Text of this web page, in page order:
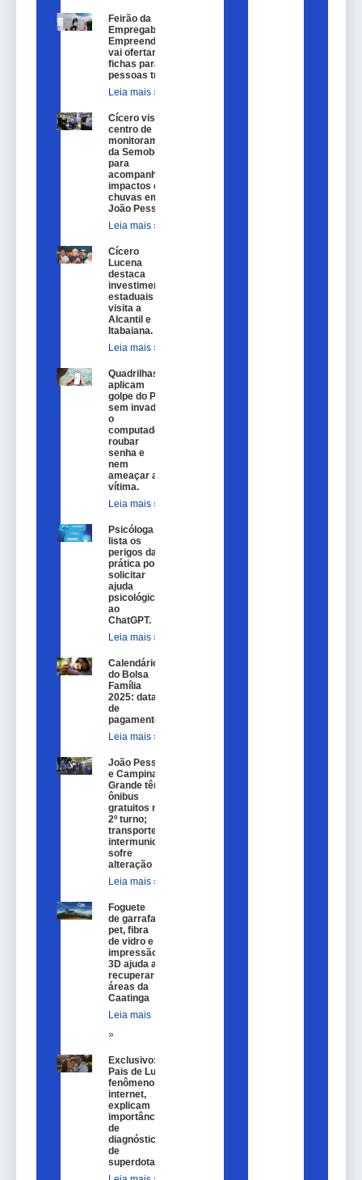
Feirão da
Empregabilidade e
Empreendedorismo
vai ofertar 100
fichas para
pessoas trans.
Leia mais »
Cícero visita
centro de
monitoramento
da Semob-JP
para
acompanhar
impactos das
chuvas em
João Pessoa.
Leia mais »
Cícero
Lucena
destaca
investimentos
estaduais em
visita a
Alcantil e
Itabaiana.
Leia mais »
Quadrilhas
aplicam
golpe do Pix
sem invadir
o
computador,
roubar
senha e
nem
ameaçar a
vítima.
Leia mais »
Psicóloga
lista os
perigos da
prática por
solicitar
ajuda
psicológica
ao
ChatGPT.
Leia mais »
Calendário
do Bolsa
Família
2025: datas
de
pagamento.
Leia mais »
João Pessoa
e Campina
Grande têm
ônibus
gratuitos no
2º turno;
transporte
intermunicipal
sofre
alteração
Leia mais »
Foguete
de garrafa
pet, fibra
de vidro e
impressão
3D ajuda a
recuperar
áreas da
Caatinga
Leia mais
»
Exclusivo:
Pais de Lulu,
fenômeno na
internet,
explicam
importância
de
diagnóstico
de
superdotação